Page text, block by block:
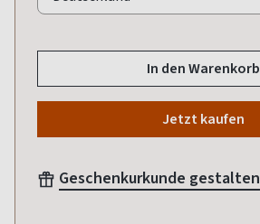
In den Warenkorb
Jetzt kaufen
Geschenkurkunde gestalten